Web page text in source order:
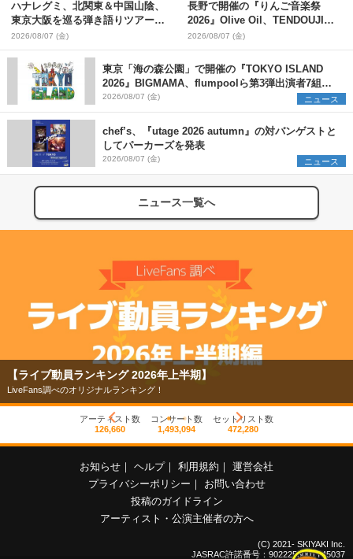
ハナレグミ、北関東＆中国山陰、
東京大阪を巡る弾き語りツアー10
月より開催決定
2026/08/07 (金)
長野で開催の『りんご音楽祭
2026』Olive Oil、TENDOUJIら
第11弾出演アーティスト（16組）
を発表
2026/08/07 (金)
東京「海の森公園」で開催の『TOKYO ISLAND
2026』BIGMAMA、flumpoolら第3弾出演者7組を
発表 ワークショップ・アート出展者を募集
2026/08/07 (金) ニュース
chef’s、『utage 2026 autumn』の対バンゲストと
してパーカーズを発表
2026/08/07 (金) ニュース
ニュース一覧へ
【ライブ動員ランキング 2026年上半期】
LiveFans調べのオリジナルランキング！
アーティスト数
126,660
コンサート数
1,493,094
セットリスト数
472,280
お知らせ ヘルプ 利用規約
運営会社
プライバシーポリシー
お問い合わせ
投稿のガイドライン
アーティスト・公演主催者の方へ
(C) 2021- SKIYAKI Inc.
JASRAC許諾番号：9022255001Y45037